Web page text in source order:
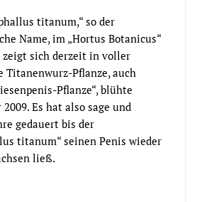
titanum,“ so der
Name, im „Hortus Botanicus“
zeigt sich derzeit in voller
Titanenwurz-Pflanze, auch
Pflanze“, blühte
Es hat also sage und
gedauert bis der
titanum“ seinen Penis wieder
ließ.